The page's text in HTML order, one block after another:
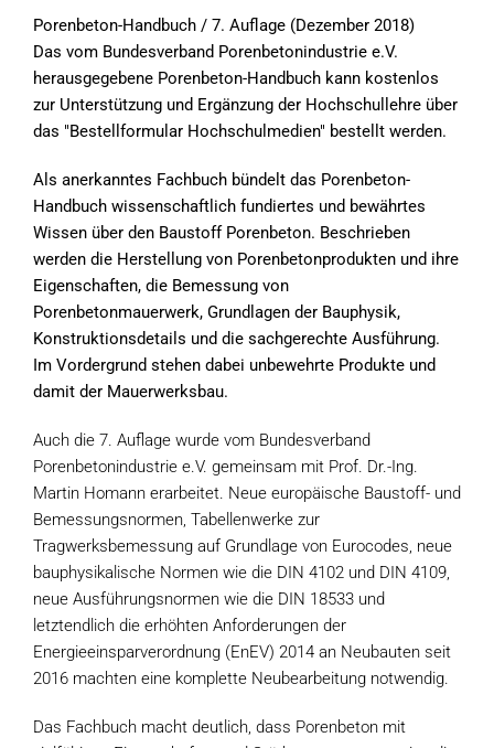
Porenbeton-Handbuch / 7. Auflage (Dezember 2018)
Das vom Bundesverband Porenbetonindustrie e.V.
herausgegebene Porenbeton-Handbuch kann kostenlos
zur Unterstützung und Ergänzung der Hochschullehre über
das "Bestellformular Hochschulmedien" bestellt werden.
Als anerkanntes Fachbuch bündelt das Porenbeton-
Handbuch wissenschaftlich fundiertes und bewährtes
Wissen über den Baustoff Porenbeton. Beschrieben
werden die Herstellung von Porenbetonprodukten und ihre
Eigenschaften, die Bemessung von
Porenbetonmauerwerk, Grundlagen der Bauphysik,
Konstruktionsdetails und die sachgerechte Ausführung.
Im Vordergrund stehen dabei unbewehrte Produkte und
damit der Mauerwerksbau.
Auch die 7. Auflage wurde vom Bundesverband
Porenbetonindustrie e.V. gemeinsam mit Prof. Dr.-Ing.
Martin Homann erarbeitet. Neue europäische Baustoff- und
Bemessungsnormen, Tabellenwerke zur
Tragwerksbemessung auf Grundlage von Eurocodes, neue
bauphysikalische Normen wie die DIN 4102 und DIN 4109,
neue Ausführungsnormen wie die DIN 18533 und
letztendlich die erhöhten Anforderungen der
Energieeinsparverordnung (EnEV) 2014 an Neubauten seit
2016 machten eine komplette Neubearbeitung notwendig.
Das Fachbuch macht deutlich, dass Porenbeton mit